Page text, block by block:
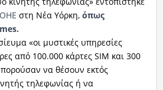
ΟΗΕ στη Νέα Υόρκη, όπως
«οι μυστικές υπηρεσίες
από 100.000 κάρτες SIM και 300
να θέσουν εκτός
τηλεφωνίας ή να